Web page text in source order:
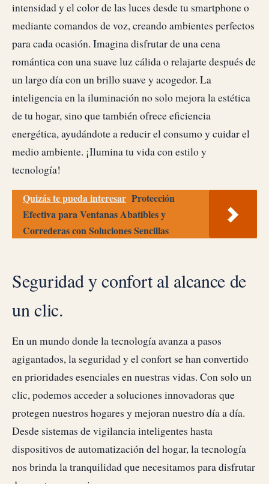
intensidad y el color de las luces desde tu smartphone o
mediante comandos de voz, creando ambientes perfectos
para cada ocasión. Imagina disfrutar de una cena
romántica con una suave luz cálida o relajarte después de
un largo día con un brillo suave y acogedor. La
inteligencia en la iluminación no solo mejora la estética
de tu hogar, sino que también ofrece eficiencia
energética, ayudándote a reducir el consumo y cuidar el
medio ambiente. ¡Ilumina tu vida con estilo y
tecnología!
Quizás te pueda interesar Protección
Efectiva para Ventanas Abatibles y
Correderas con Soluciones Sencillas
Seguridad y confort al alcance de
un clic.
En un mundo donde la tecnología avanza a pasos
agigantados, la seguridad y el confort se han convertido
en prioridades esenciales en nuestras vidas. Con solo un
clic, podemos acceder a soluciones innovadoras que
protegen nuestros hogares y mejoran nuestro día a día.
Desde sistemas de vigilancia inteligentes hasta
dispositivos de automatización del hogar, la tecnología
nos brinda la tranquilidad que necesitamos para disfrutar